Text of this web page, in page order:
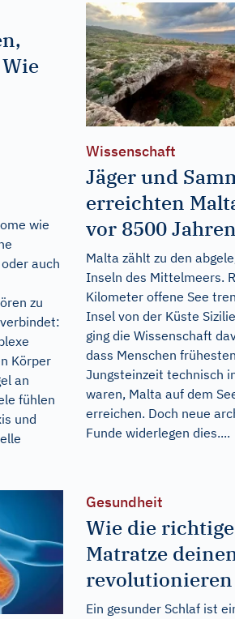
wie
auch
zu
Körper
an
fühlen
und
Wissenschaft
Jäger und
erreichten
vor 8500 Jahren
Malta zählt zu den
Inseln des Mittelmeers.
Kilometer offene See
Insel von der Küste
ging die Wissenschaft
dass Menschen
Jungsteinzeit technisch
waren, Malta auf dem
erreichen. Doch neue
Funde widerlegen dies....
Gesundheit
Wie die richtige
Matratze
Ein gesunder Schlaf ist